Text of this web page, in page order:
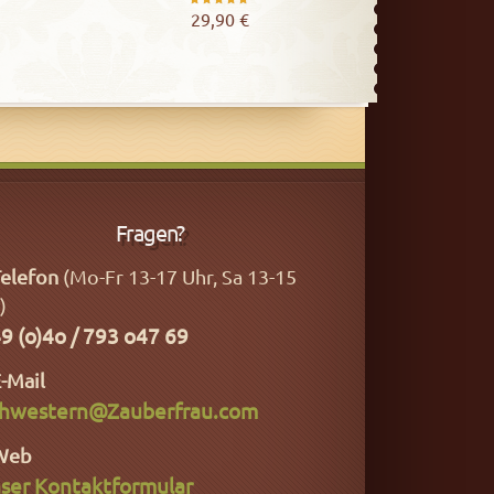
Bewertet
von 5
29,90 €
Fragen?
(Mo-Fr 13-17 Uhr, Sa 13-15
(o)4o / 793 o47 69
Mail
Kontaktformular